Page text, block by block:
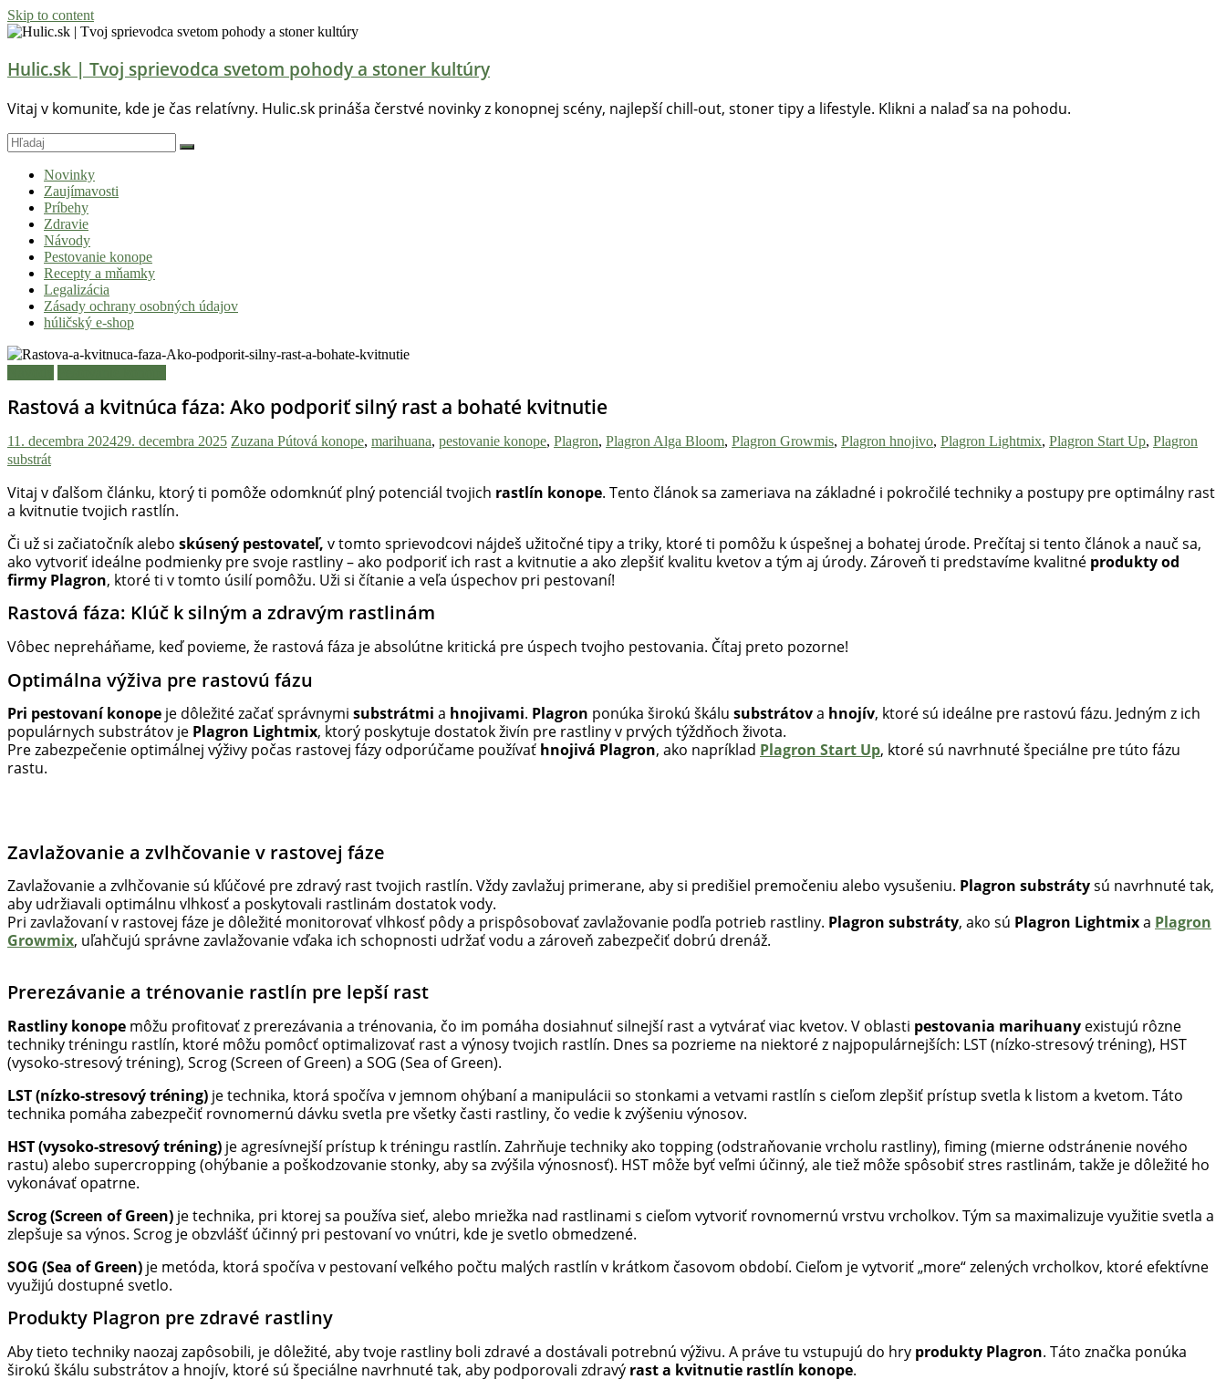
Skip to content
Hulic.sk | Tvoj sprievodca svetom pohody a stoner kultúry
Vitaj v komunite, kde je čas relatívny. Hulic.sk prináša čerstvé novinky z konopnej scény, najlepší chill-out, stoner tipy a lifestyle. Klikni a nalaď sa na pohodu.
Novinky
Zaujímavosti
Príbehy
Zdravie
Návody
Pestovanie konope
Recepty a mňamky
Legalizácia
Zásady ochrany osobných údajov
húličský e-shop
Rastová a kvitnúca fáza: Ako podporiť silný rast a bohaté kvitnutie
11. decembra 202429. decembra 2025 Zuzana Pútová konope, marihuana, pestovanie konope, Plagron, Plagron Alga Bloom, Plagron Growmis, Plagron hnojivo, Plagron Lightmix, Plagron Start Up, Plagron
substrát
Vitaj v ďalšom článku, ktorý ti pomôže odomknúť plný potenciál tvojich rastlín konope. Tento článok sa zameriava na základné i pokročilé techniky a postupy pre optimálny rast
a kvitnutie tvojich rastlín.
Či už si začiatočník alebo skúsený pestovateľ, v tomto sprievodcovi nájdeš užitočné tipy a triky, ktoré ti pomôžu k úspešnej a bohatej úrode. Prečítaj si tento článok a nauč sa,
ako vytvoriť ideálne podmienky pre svoje rastliny – ako podporiť ich rast a kvitnutie a ako zlepšiť kvalitu kvetov a tým aj úrody. Zároveň ti predstavíme kvalitné produkty od
firmy Plagron, ktoré ti v tomto úsilí pomôžu. Uži si čítanie a veľa úspechov pri pestovaní!
Rastová fáza: Klúč k silným a zdravým rastlinám
Vôbec nepreháňame, keď povieme, že rastová fáza je absolútne kritická pre úspech tvojho pestovania. Čítaj preto pozorne!
Optimálna výživa pre rastovú fázu
Pri pestovaní konope je dôležité začať správnymi substrátmi a hnojivami. Plagron ponúka širokú škálu substrátova hnojív, ktoré sú ideálne pre rastovú fázu. Jedným z ich
populárnych substrátov je Plagron Lightmix, ktorý poskytuje dostatok živín pre rastliny v prvých týždňoch života.
Pre zabezpečenie optimálnej výživy počas rastovej fázy odporúčame používať hnojivá Plagron, ako napríklad Plagron Start Up, ktoré sú navrhnuté špeciálne pre túto fázu
rastu.
Zavlažovanie a zvlhčovanie v rastovej fáze
Zavlažovanie a zvlhčovanie sú kľúčové pre zdravý rast tvojich rastlín. Vždy zavlažuj primerane, aby si predišiel premočeniu alebo vysušeniu. Plagron substrátysú navrhnuté tak,
aby udržiavali optimálnu vlhkosť a poskytovali rastlinám dostatok vody.
Pri zavlažovaní v rastovej fáze je dôležité monitorovať vlhkosť pôdy a prispôsobovať zavlažovanie podľa potrieb rastliny. Plagron substráty, ako sú Plagron Lightmixa Plagron
Growmix, uľahčujú správne zavlažovanie vďaka ich schopnosti udržať vodu a zároveň zabezpečiť dobrú drenáž.
Prerezávanie a trénovanie rastlín pre lepší rast
Rastliny konope môžu profitovať z prerezávania a trénovania, čo im pomáha dosiahnuť silnejší rast a vytvárať viac kvetov. V oblasti pestovania marihuany existujú rôzne
techniky tréningu rastlín, ktoré môžu pomôcť optimalizovať rast a výnosy tvojich rastlín. Dnes sa pozrieme na niektoré z najpopulárnejších: LST (nízko-stresový tréning), HST
(vysoko-stresový tréning), Scrog (Screen of Green) a SOG (Sea of Green).
LST (nízko-stresový tréning) je technika, ktorá spočíva v jemnom ohýbaní a manipulácii so stonkami a vetvami rastlín s cieľom zlepšiť prístup svetla k listom a kvetom. Táto
technika pomáha zabezpečiť rovnomernú dávku svetla pre všetky časti rastliny, čo vedie k zvýšeniu výnosov.
HST (vysoko-stresový tréning) je agresívnejší prístup k tréningu rastlín. Zahrňuje techniky ako topping (odstraňovanie vrcholu rastliny), fiming (mierne odstránenie nového
rastu) alebo supercropping (ohýbanie a poškodzovanie stonky, aby sa zvýšila výnosnosť). HST môže byť veľmi účinný, ale tiež môže spôsobiť stres rastlinám, takže je dôležité ho
vykonávať opatrne.
Scrog (Screen of Green) je technika, pri ktorej sa používa sieť, alebo mriežka nad rastlinami s cieľom vytvoriť rovnomernú vrstvu vrcholkov. Tým sa maximalizuje využitie svetla a
zlepšuje sa výnos. Scrog je obzvlášť účinný pri pestovaní vo vnútri, kde je svetlo obmedzené.
SOG (Sea of Green) je metóda, ktorá spočíva v pestovaní veľkého počtu malých rastlín v krátkom časovom období. Cieľom je vytvoriť „more“ zelených vrcholkov, ktoré efektívne
využijú dostupné svetlo.
Produkty Plagron pre zdravé rastliny
Aby tieto techniky naozaj zapôsobili, je dôležité, aby tvoje rastliny boli zdravé a dostávali potrebnú výživu. A práve tu vstupujú do hry produkty Plagron. Táto značka ponúka
širokú škálu substrátov a hnojív, ktoré sú špeciálne navrhnuté tak, aby podporovali zdravý rast a kvitnutie rastlín konope.